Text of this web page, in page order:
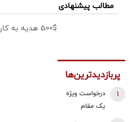
مطالب پیشنهادی
500$ هدیه به کاربران جدید،ثبت نام کن
پربازدیدترین‌ها
درخواست ویژه
یک مقام
1